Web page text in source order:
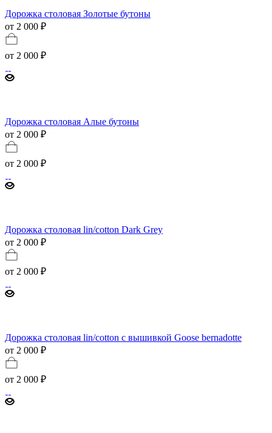
Дорожка столовая Золотые бутоны
от 2 000 ₽
от 2 000 ₽
Дорожка столовая Алые бутоны
от 2 000 ₽
от 2 000 ₽
Дорожка столовая lin/cotton Dark Grey
от 2 000 ₽
от 2 000 ₽
Дорожка столовая lin/cotton с вышивкой Goose bernadotte
от 2 000 ₽
от 2 000 ₽